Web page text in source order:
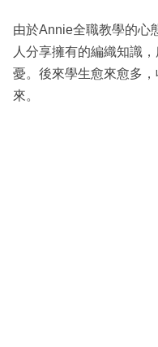
由於Annie全職教學的心
人分享擁有的編織知識
憂。後來學生愈來愈多
來。